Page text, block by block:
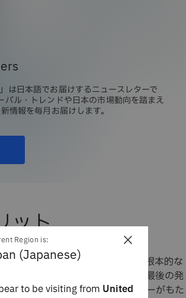
は日本語でお届けするニュースレターで
バル・トレンドや日本の市場動向を踏まえ
情報を毎月お届けします。
ット
クノロジーは、世界の仕組みを根本的な
のであり、ASIは人類が発明する最後の発
ています。このようなテクノロジーがもた
×
Region is:
(Japanese)
to be visiting from United